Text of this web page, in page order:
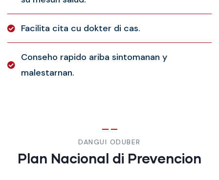
Facilita cita cu dokter di cas.
Conseho rapido ariba sintomanan y
malestarnan.
DANGUI ODUBER
Plan Nacional di Prevencion